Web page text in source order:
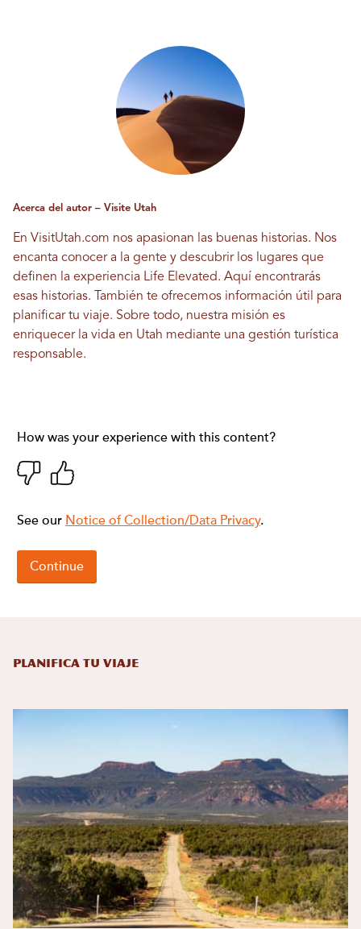
Acerca del autor – Visite Utah
En VisitUtah.com nos apasionan las buenas historias. Nos
encanta conocer a la gente y descubrir los lugares que
definen la experiencia Life Elevated. Aquí encontrarás
esas historias. También te ofrecemos información útil para
planificar tu viaje. Sobre todo, nuestra misión es
enriquecer la vida en Utah mediante una gestión turística
responsable.
Planifica tu viaje